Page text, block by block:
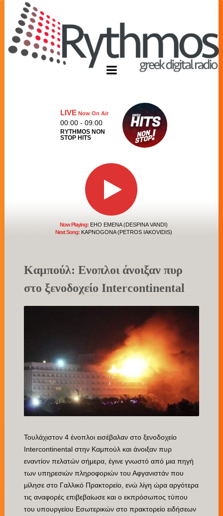
LIVENow On Air
00:00 - 09:00
RYTHMOS NON
STOP HITS
Now Playing:EHO EMENA (DESPINA VANDI)
Next Song:KAPNOGONA (PETROS IAKOVIDIS)
Καμπούλ: Ενοπλοι άνοιξαν πυρ
στο ξενοδοχείο Intercontinental
Τουλάχιστον 4 ένοπλοι εισέβαλαν στο ξενοδοχείο
Intercontinental στην Καμπούλ και άνοιξαν πυρ
εναντίον πελατών σήμερα, έγινε γνωστό από μια πηγή
των υπηρεσιών πληροφοριών του Αφγανιστάν που
μίλησε στο Γαλλικό Πρακτορείο, ενώ λίγη ώρα αργότερα
τις αναφορές επιβεβαίωσε και ο εκπρόσωπος τύπου
του υπουργείου Εσωτερικών στο πρακτορείο ειδήσεων